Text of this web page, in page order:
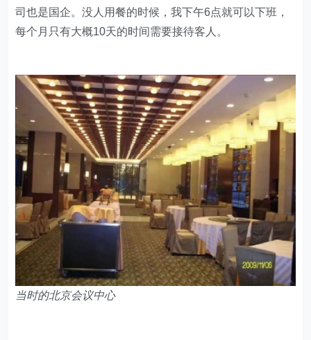
司也是国企。没人用餐的时候，我下午6点就可以下班，
每个月只有大概10天的时间需要接待客人。
当时的北京会议中心